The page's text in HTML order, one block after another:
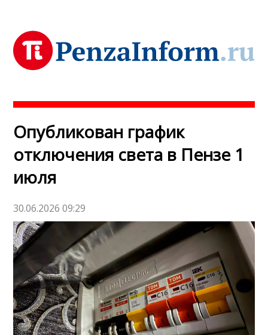
Опубликован график
отключения света в Пензе 1
июля
30.06.2026 09:29